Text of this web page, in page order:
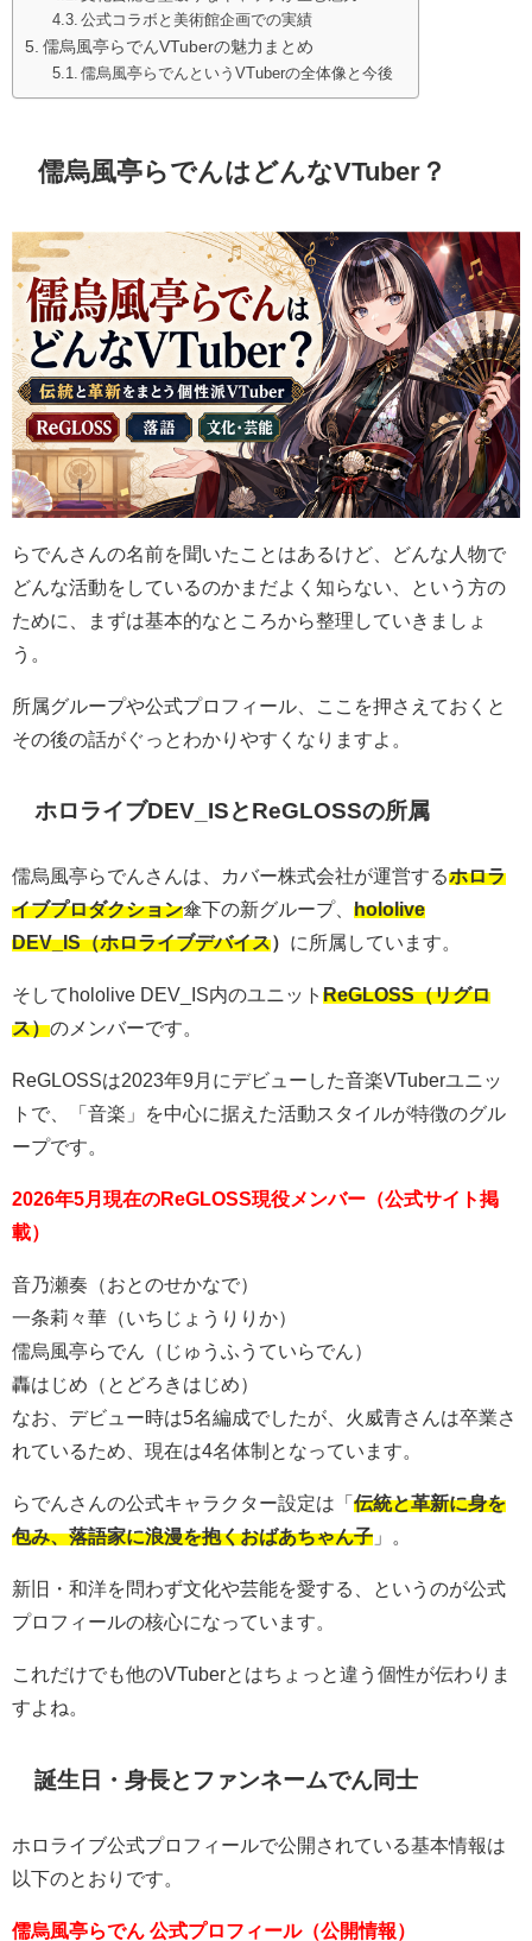
公式コラボと美術館企画での実績
儒烏風亭らでんVTuberの魅力まとめ
儒烏風亭らでんというVTuberの全体像と今後
儒烏風亭らでんはどんなVTuber？
らでんさんの名前を聞いたことはあるけど、どんな人物で
どんな活動をしているのかまだよく知らない、という方の
ために、まずは基本的なところから整理していきましょ
う。
所属グループや公式プロフィール、ここを押さえておくと
その後の話がぐっとわかりやすくなりますよ。
ホロライブDEV_ISとReGLOSSの所属
儒烏風亭らでんさんは、カバー株式会社が運営するホロラ
イブプロダクション傘下の新グループ、 hololive
DEV_IS（ホロライブデバイス） に所属しています。
そしてhololive DEV_IS内のユニット ReGLOSS（リグロ
ス）のメンバーです。
ReGLOSSは2023年9月にデビューした音楽VTuberユニッ
トで、「音楽」を中心に据えた活動スタイルが特徴のグル
ープです。
2026年5月現在のReGLOSS現役メンバー（公式サイト掲
載）
音乃瀬奏（おとのせかなで）
一条莉々華（いちじょうりりか）
儒烏風亭らでん（じゅうふうていらでん）
轟はじめ（とどろきはじめ）
なお、デビュー時は5名編成でしたが、火威青さんは卒業さ
れているため、現在は4名体制となっています。
らでんさんの公式キャラクター設定は「 伝統と革新に身を
包み、落語家に浪漫を抱くおばあちゃん子 」。
新旧・和洋を問わず文化や芸能を愛する、というのが公式
プロフィールの核心になっています。
これだけでも他のVTuberとはちょっと違う個性が伝わりま
すよね。
誕生日・身長とファンネームでん同士
ホロライブ公式プロフィールで公開されている基本情報は
以下のとおりです。
儒烏風亭らでん 公式プロフィール（公開情報）